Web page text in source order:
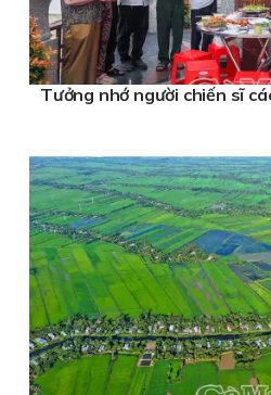
Tưởng nhớ người chiến sĩ